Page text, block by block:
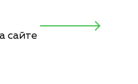
сайте